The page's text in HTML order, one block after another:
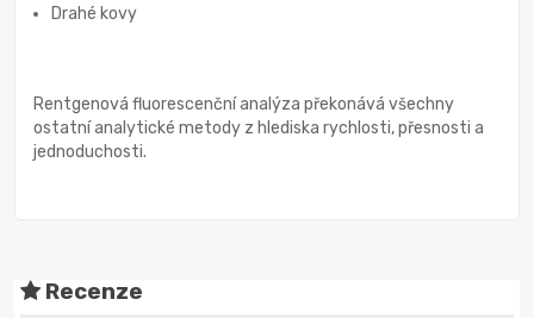
Drahé kovy
Rentgenová fluorescenční analýza překonává všechny
ostatní analytické metody z hlediska rychlosti, přesnosti a
jednoduchosti.
Recenze